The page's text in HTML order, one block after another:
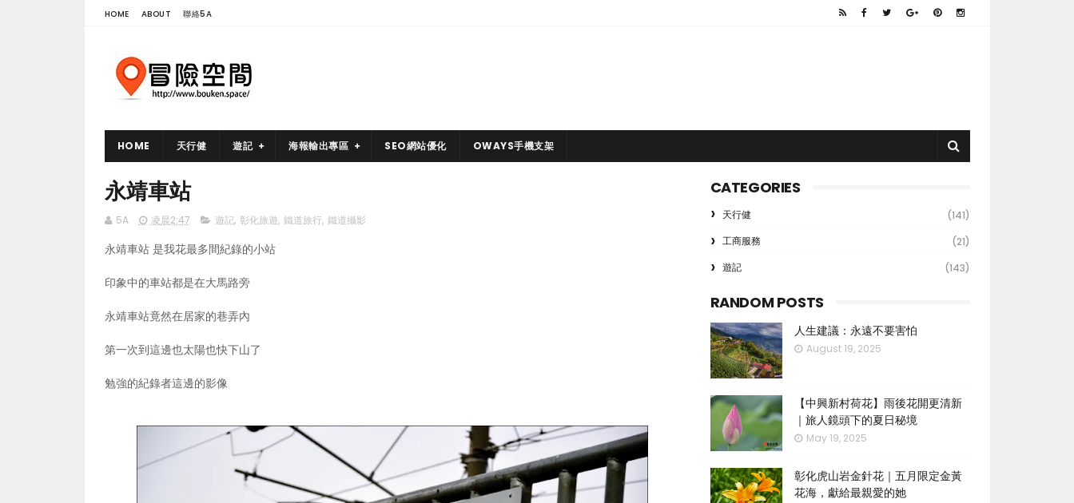
HOME ABOUT 聯絡5A
HOME 天行健 遊記 海報輸出專區 SEO網站優化 OWAYS手機支架
永靖車站
5A 凌晨2:47 遊記, 彰化旅遊, 鐵道旅行, 鐵道攝影
永靖車站 是我花最多間紀錄的小站
印象中的車站都是在大馬路旁
永靖車站竟然在居家的巷弄內
第一次到這邊也太陽也快下山了
勉強的紀錄者這邊的影像
CATEGORIES
天行健
(141)
工商服務
(21)
遊記
(143)
RANDOM POSTS
人生建議：永遠不要害怕
August 19, 2025
【中興新村荷花】雨後花開更清新
｜旅人鏡頭下的夏日秘境
May 19, 2025
彰化虎山岩金針花｜五月限定金黃
花海，獻給最親愛的她